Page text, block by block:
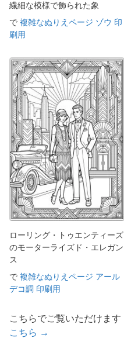
繊細な模様で飾られた象
で 複雑なぬりえページ ゾウ 印
刷用
ローリング・トゥエンティーズ
のモーターライズド・エレガン
ス
で 複雑なぬりえページ アール
デコ調 印刷用
こちらでご覧いただけます
こちら →